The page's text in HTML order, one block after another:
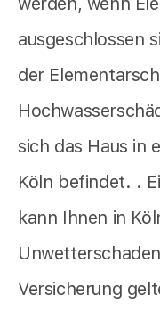
ausgeschlossen
der
sich das Haus in
Köln befindet. .
kann Ihnen in
Versicherung